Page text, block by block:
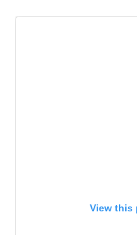
View this